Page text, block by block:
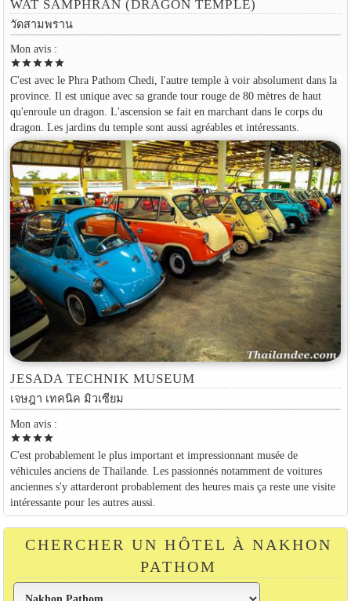
WAT SAMPHRAN (DRAGON TEMPLE)
วัดสามพราน
Mon avis :
starstarstarstarstar
C'est avec le Phra Pathom Chedi, l'autre temple à voir absolument dans la
province. Il est unique avec sa grande tour rouge de 80 mètres de haut
qu'enroule un dragon. L'ascension se fait en marchant dans le corps du
dragon. Les jardins du temple sont aussi agréables et intéressants.
JESADA TECHNIK MUSEUM
เจษฎา เทคนิค มิวเซียม
Mon avis :
starstarstarstar
C'est probablement le plus important et impressionnant musée de
véhicules anciens de Thaïlande. Les passionnés notamment de voitures
anciennes s'y attarderont probablement des heures mais ça reste une visite
intéressante pour les autres aussi.
CHERCHER UN HÔTEL À NAKHON
PATHOM